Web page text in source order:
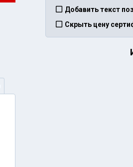
Добавить текст
Скрыть цену